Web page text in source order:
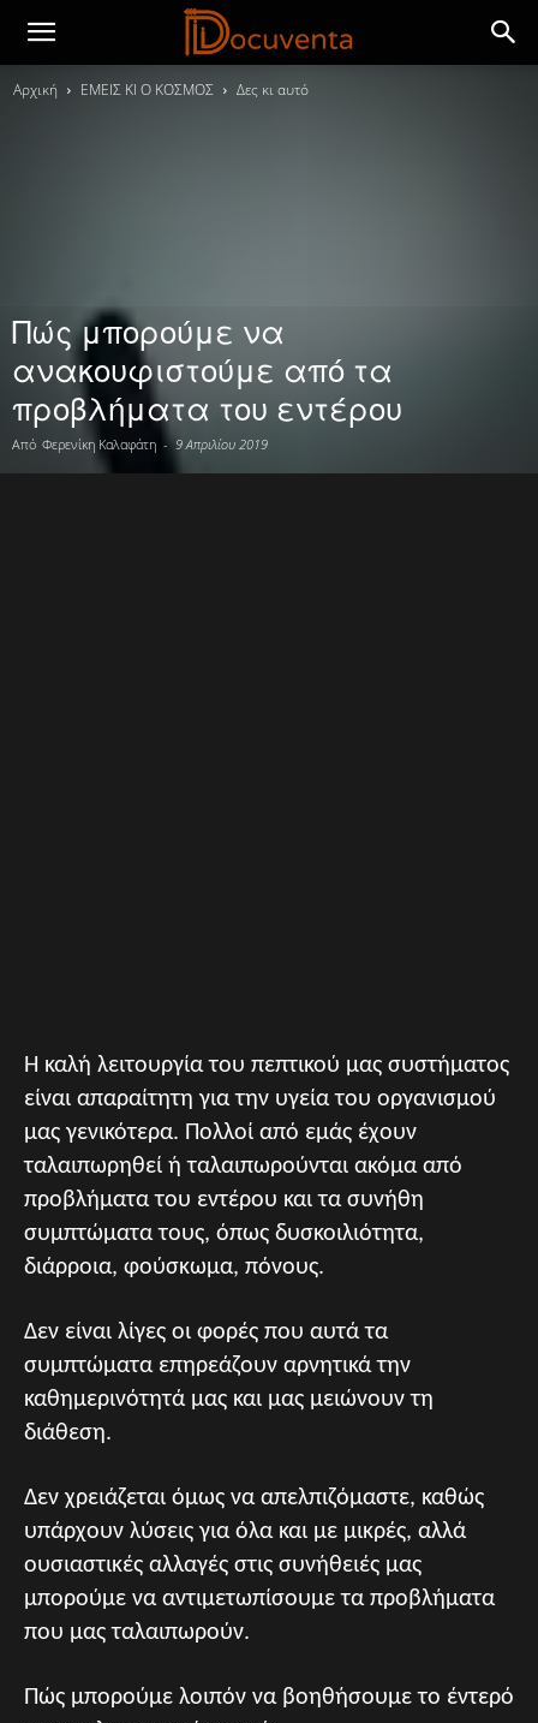
Αρχική ΕΜΕΙΣ ΚΙ Ο ΚΟΣΜΟΣ Δες κι αυτό
Πώς μπορούμε να
ανακουφιστούμε από τα
προβλήματα του εντέρου
Από Φερενίκη Καλαφάτη - 9 Απριλίου 2019
Η καλή λειτουργία του πεπτικού μας συστήματος
είναι απαραίτητη για την υγεία του οργανισμού
μας γενικότερα. Πολλοί από εμάς έχουν
ταλαιπωρηθεί ή ταλαιπωρούνται ακόμα από
προβλήματα του εντέρου και τα συνήθη
συμπτώματα τους, όπως δυσκοιλιότητα,
διάρροια, φούσκωμα, πόνους.
Δεν είναι λίγες οι φορές που αυτά τα
συμπτώματα επηρεάζουν αρνητικά την
καθημερινότητά μας και μας μειώνουν τη
διάθεση.
Δεν χρειάζεται όμως να απελπιζόμαστε, καθώς
υπάρχουν λύσεις για όλα και με μικρές, αλλά
ουσιαστικές αλλαγές στις συνήθειές μας
μπορούμε να αντιμετωπίσουμε τα προβλήματα
που μας ταλαιπωρούν.
Πώς μπορούμε λοιπόν να βοηθήσουμε το έντερό